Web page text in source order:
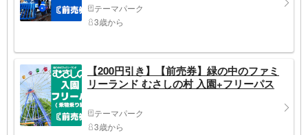
テーマパーク
3歳から
【200円引き】【前売券】緑の中のファミ
リーランド むさしの村 入園+フリーパス
テーマパーク
3歳から